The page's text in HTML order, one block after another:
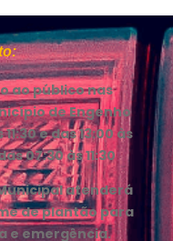
ao público nas
de Engenho
e das 13:00 às
07:30 às 11:30
atenderá
de plantão para
e emergência.